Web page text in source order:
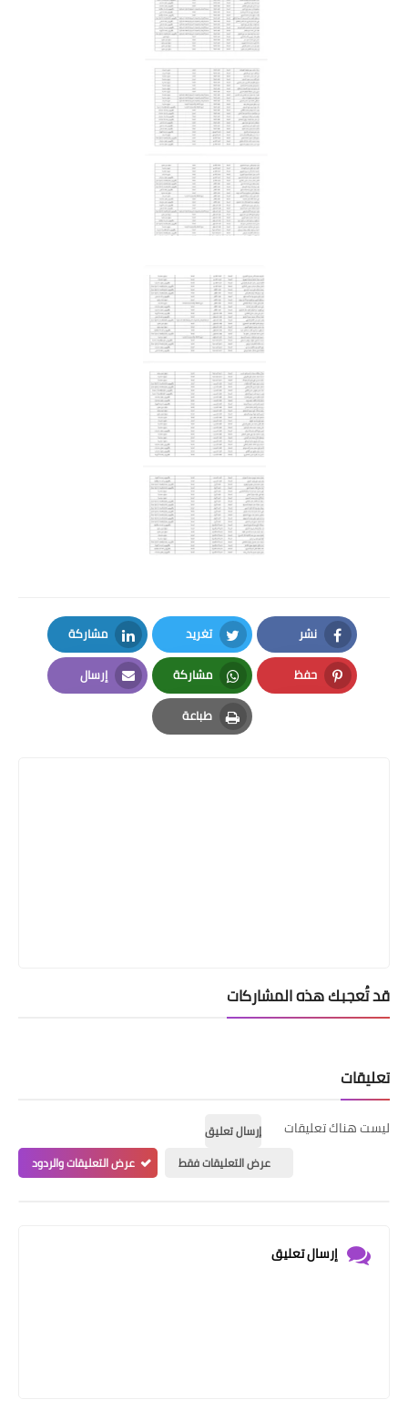
نشر
Facebook
تغريد
Twitter
مشاركة
LinkedIn
حفظ
Pinterest
مشاركة
Whatsapp
إرسال
Email
طباعة
Print
قد تُعجبك هذه المشاركات
تعليقات
ليست هناك تعليقات
إرسال تعليق
عرض التعليقات فقط
عرض التعليقات والردود
إرسال تعليق